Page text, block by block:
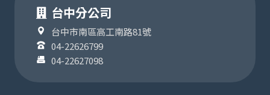
台中分公司
台中市南區高工南路81號
04-22626799
04-22627098